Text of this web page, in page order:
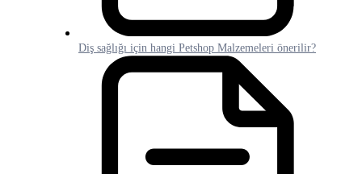
Diş sağlığı için hangi Petshop Malzemeleri önerilir?